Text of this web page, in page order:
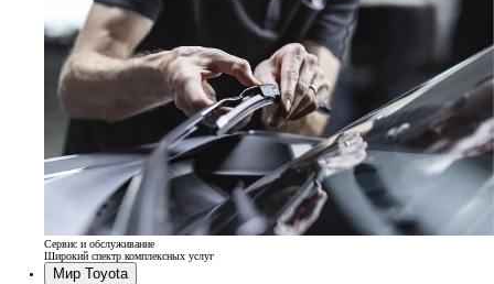
Сервис и обслуживание
Широкий спектр комплексных услуг
Мир Toyota